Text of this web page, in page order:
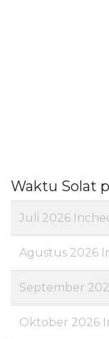
Waktu Solat
Juli 2026
Agustus 2026
September
Oktober 2026